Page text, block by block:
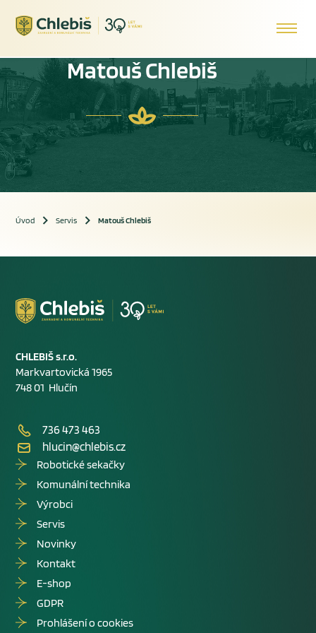
Matouš Chlebiš
Úvod Servis Matouš Chlebiš
CHLEBIŠ s.r.o.
Markvartovická 1965
748 01 Hlučín
736 473 463
hlucin@chlebis.cz
Robotické sekačky
Komunální technika
Výrobci
Servis
Novinky
Kontakt
E-shop
GDPR
Prohlášení o cookies